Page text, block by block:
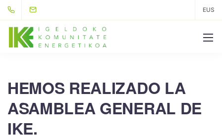
EUS
HEMOS REALIZADO LA
ASAMBLEA GENERAL DE
IKE.